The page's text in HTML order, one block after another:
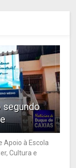
segundo
Apoio à Escola
Cultura e